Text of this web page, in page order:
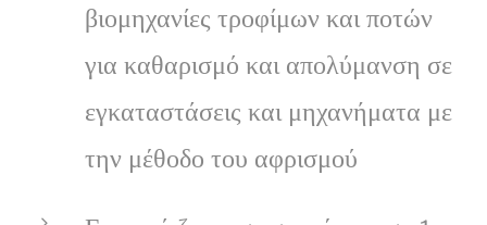
βιομηχανίες τροφίμων και ποτών
για καθαρισμό και απολύμανση σε
εγκαταστάσεις και μηχανήματα με
την μέθοδο του αφρισμού